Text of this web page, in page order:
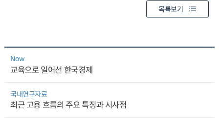
목록보기
Now
교육으로 일어선 한국경제
국내연구자료
최근 고용 흐름의 주요 특징과 시사점